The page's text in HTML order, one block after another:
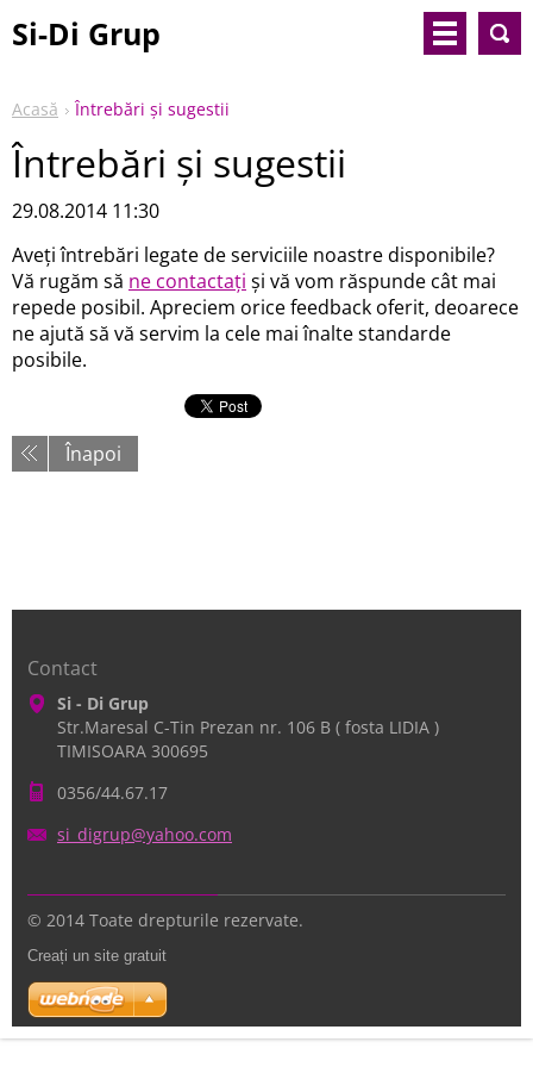
Si-Di Grup
Acasă Întrebări şi sugestii
Întrebări şi sugestii
29.08.2014 11:30
Aveţi întrebări legate de serviciile noastre disponibile?
Vă rugăm să ne contactaţi şi vă vom răspunde cât mai
repede posibil. Apreciem orice feedback oferit, deoarece
ne ajută să vă servim la cele mai înalte standarde
posibile.
Înapoi
Contact
Si - Di Grup
Str.Maresal C-Tin Prezan nr. 106 B ( fosta LIDIA )
TIMISOARA 300695
0356/44.67.17
si_digrup@yahoo.com
© 2014 Toate drepturile rezervate.
Creați un site gratuit